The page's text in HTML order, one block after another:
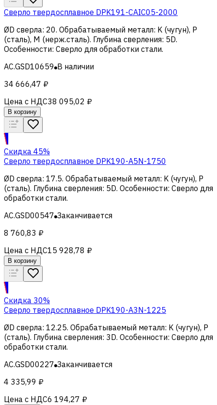
Сверло твердосплавное DPK191-CAIC05-2000
ØD сверла: 20. Обрабатываемый металл: K (чугун), Р
(сталь), M (нерж.сталь). Глубина сверления: 5D.
Особенности: Сверло для обработки стали.
AC.GSD10659 В наличии
34 666,47 ₽
Цена с НДС38 095,02 ₽
В корзину
Скидка 45%
Сверло твердосплавное DPK190-A5N-1750
ØD сверла: 17.5. Обрабатываемый металл: K (чугун), Р
(сталь). Глубина сверления: 5D. Особенности: Сверло для
обработки стали.
AC.GSD00547 Заканчивается
8 760,83 ₽
Цена с НДС15 928,78 ₽
В корзину
Скидка 30%
Сверло твердосплавное DPK190-A3N-1225
ØD сверла: 12.25. Обрабатываемый металл: K (чугун), Р
(сталь). Глубина сверления: 3D. Особенности: Сверло для
обработки стали.
AC.GSD00227 Заканчивается
4 335,99 ₽
Цена с НДС6 194,27 ₽